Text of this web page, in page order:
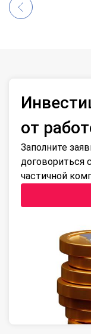
от
Заполните
договориться
частичной